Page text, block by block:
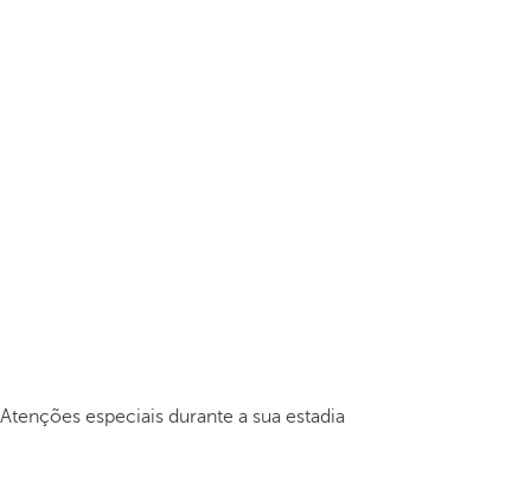
Atenções especiais durante a sua estadia